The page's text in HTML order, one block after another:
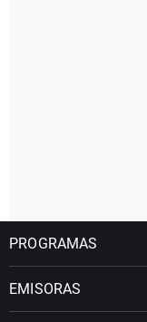
PROGRAMAS
EMISORAS